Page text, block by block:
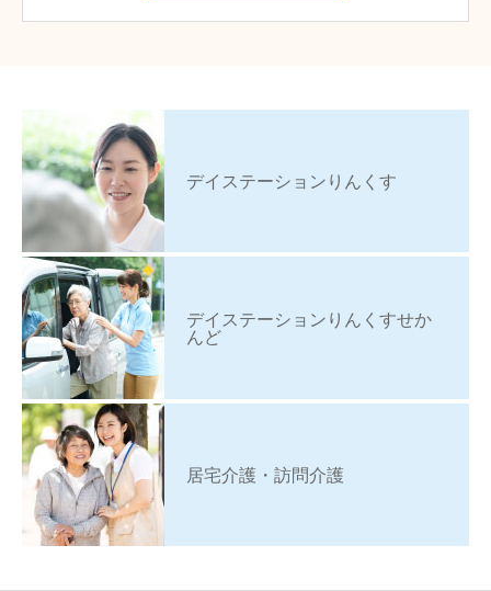
デイステーションりんくす
デイステーションりんくすせか
んど
居宅介護・訪問介護